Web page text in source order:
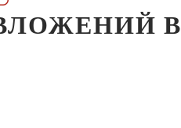
В